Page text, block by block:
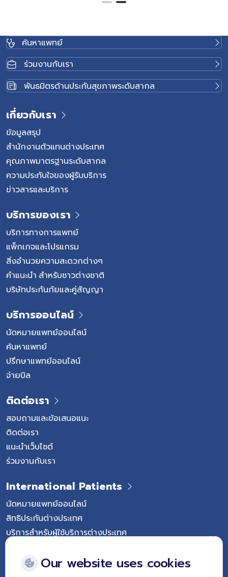
ค้นหาแพทย์
ร่วมงานกับเรา
พันธมิตรด้านประกันสุขภาพระดับสากล
เกี่ยวกับเรา
ข้อมูลสรุป
สำนักงานตัวแทนต่างประเทศ
คุณภาพมาตรฐานระดับสากล
ความประทับใจของผู้รับบริการ
ข่าวสารและบริการ
บริการของเรา
บริการทางการแพทย์
แพ็กเกจและโปรแกรม
สิ่งอำนวยความสะดวกต่างๆ
คำแนะนำ สำหรับชาวต่างชาติ
บริษัทประกันภัยและคู่สัญญา
บริการออนไลน์
นัดหมายแพทย์ออนไลน์
ค้นหาแพทย์
ปรึกษาแพทย์ออนไลน์
จ่ายบิล
ติดต่อเรา
สอบถามและข้อเสนอแนะ
ติดต่อเรา
แนะนำเว็บไซต์
ร่วมงานกับเรา
International Patients
นัดหมายแพทย์ออนไลน์
สิทธิประกันต่างประเทศ
บริการสำหรับผู้ใช้บริการต่างประเทศ
Follow Vejthani International Hospital
Our website uses cookies